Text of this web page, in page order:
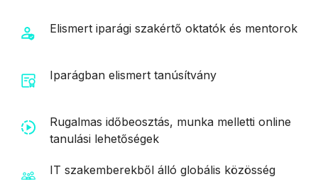
Elismert iparági szakértő oktatók és mentorok
Iparágban elismert tanúsítvány
Rugalmas időbeosztás, munka melletti online
tanulási lehetőségek
IT szakemberekből álló globális közösség